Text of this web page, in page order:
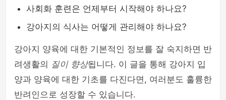
사회화 훈련은 언제부터 시작해야 하나요?
강아지의 식사는 어떻게 관리해야 하나요?
강아지 양육에 대한 기본적인 정보를 잘 숙지하면 반
려생활의 질이 향상됩니다. 이 글을 통해 강아지 입
양과 양육에 대한 기초를 다진다면, 여러분도 훌륭한
반려인으로 성장할 수 있습니다.